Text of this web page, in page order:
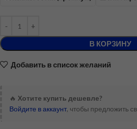
В КОРЗИНУ
Добавить в список желаний
🔥 Хотите купить дешевле?
Войдите в аккаунт, чтобы предложить